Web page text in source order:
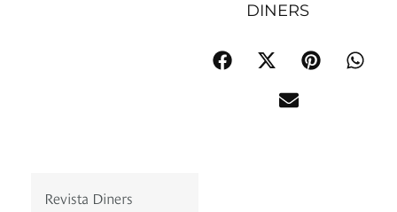
DINERS
Revista Diners